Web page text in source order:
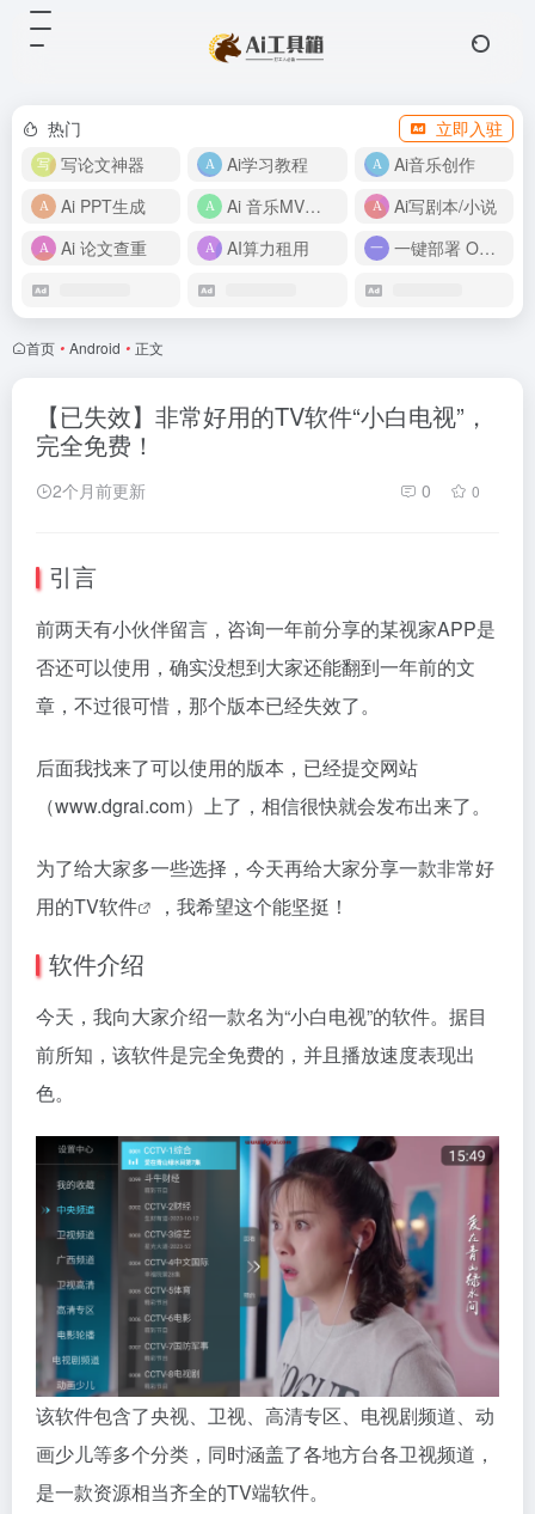
热门
立即入驻
写论文神器
Ai学习教程
Ai音乐创作
Ai PPT生成
Ai 音乐MV制作
Ai写剧本/小说
Ai 论文查重
AI算力租用 一键部署 OpenClaw
首页 • Android • 正文
【已失效】非常好用的TV软件“小白电视”，
完全免费！
2个月前更新 0 0
引言
前两天有小伙伴留言，咨询一年前分享的某视家APP是
否还可以使用，确实没想到大家还能翻到一年前的文
章，不过很可惜，那个版本已经失效了。
后面我找来了可以使用的版本，已经提交网站
（www.dgrai.com）上了，相信很快就会发布出来了。
为了给大家多一些选择，今天再给大家分享一款非常好
用的TV软件 ，我希望这个能坚挺！
软件介绍
今天，我向大家介绍一款名为“小白电视”的软件。据目
前所知，该软件是完全免费的，并且播放速度表现出
色。
该软件包含了央视、卫视、高清专区、电视剧频道、动
画少儿等多个分类，同时涵盖了各地方台各卫视频道，
是一款资源相当齐全的TV端软件。